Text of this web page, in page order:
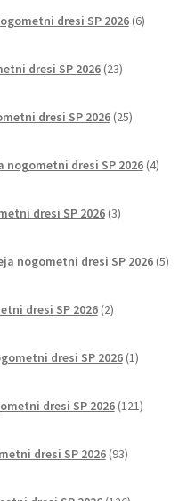
dresi SP 2026 6izdelkov
dresi SP 2026 23izdelkov
dresi SP 2026 25izdelkov
nogometni dresi SP 2026 4izdelki
dresi SP 2026 3izdelki
nogometni dresi SP 2026 5
dresi SP 2026 2izdelka
dresi SP 2026 1izdelek
dresi SP 2026 121izdelkov
dresi SP 2026 93izdelkov